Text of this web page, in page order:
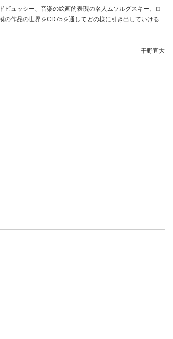
ュッシー、音楽の絵画的表現の名人ムソルグスキー、ロ
の作品の世界をCD75を通してどの様に引き出していける
干野宜大